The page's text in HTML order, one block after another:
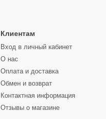
Клиентам
Вход в личный кабинет
О нас
Оплата и доставка
Обмен и возврат
Контактная информация
Отзывы о магазине